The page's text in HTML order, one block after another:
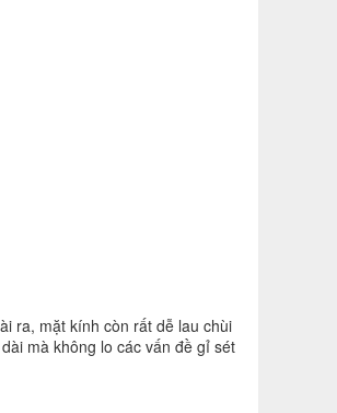
ra, mặt kính còn rất dễ lau chùi
mà không lo các vấn đề gỉ sét